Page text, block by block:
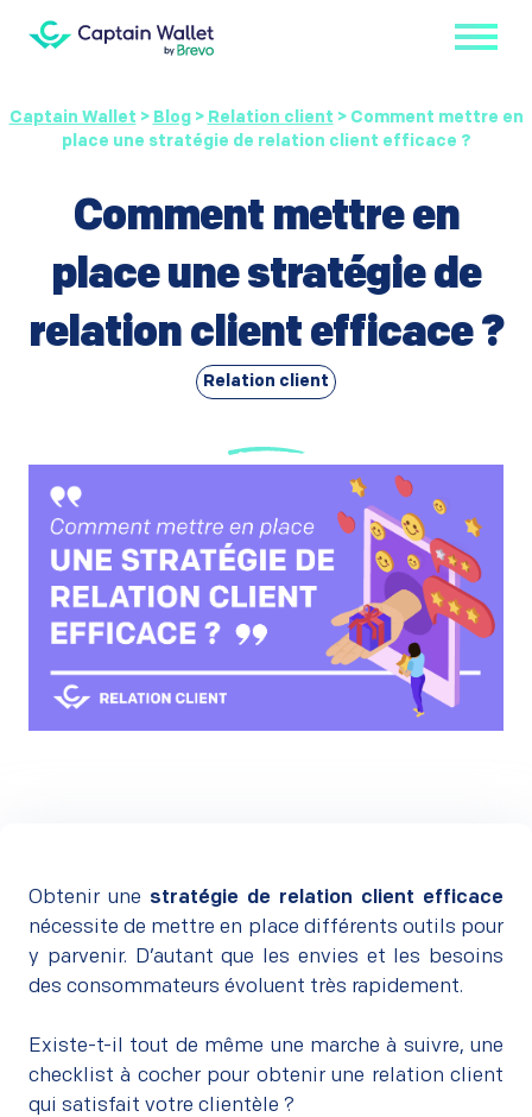
Captain Wallet > Blog> Relation client > Comment mettre en
place une stratégie de relation client efficace ?
Comment mettre en
place une stratégie de
relation client efficace ?
Relation client
Obtenir une stratégie de relation client efficace
nécessite de mettre en place différents outils pour
y parvenir. D’autant que les envies et les besoins
des consommateurs évoluent très rapidement.
Existe-t-il tout de même une marche à suivre, une
checklist à cocher pour obtenir une relation client
qui satisfait votre clientèle ?